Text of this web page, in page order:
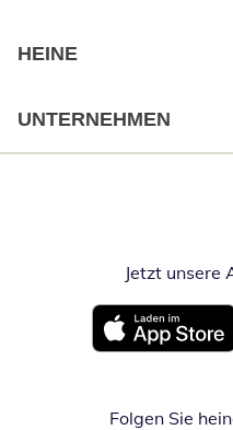
HEINE
UNTERNEHMEN
Jetzt unsere
Öffnet in neuem
Folgen Sie